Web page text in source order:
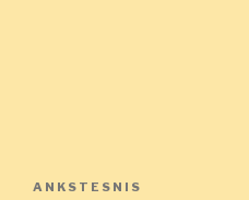
Ankstesnis
ANKSTESNIS